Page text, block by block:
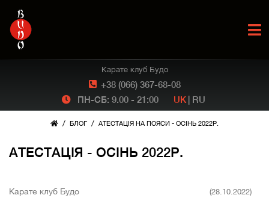
+38 (066) 367-68-08
Карате клуб Будо
ПН-СБ: 9.00 - 21:00 UK | RU
/ БЛОГ / АТЕСТАЦІЯ НА ПОЯСИ - ОСІНЬ 2022Р.
АТЕСТАЦІЯ - ОСІНЬ 2022Р.
Карате клуб Будо (28.10.2022)